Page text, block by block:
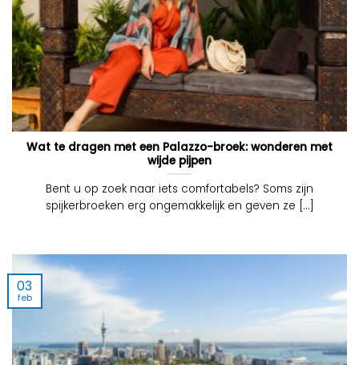
Wat te dragen met een Palazzo-broek: wonderen met
wijde pijpen
Bent u op zoek naar iets comfortabels? Soms zijn
spijkerbroeken erg ongemakkelijk en geven ze [...]
03
feb